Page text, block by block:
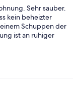
Sehr sauber.
kein beheizter
Schuppen der
ist an ruhiger